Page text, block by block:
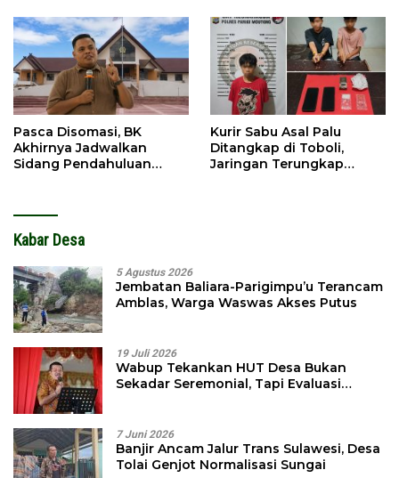
Pasca Disomasi, BK
Akhirnya Jadwalkan
Sidang Pendahuluan
Kurir Sabu Asal Palu
Ditangkap di Toboli,
Jaringan Terungkap
Kabar Desa
5 Agustus 2026
Jembatan Baliara-Parigimpu’u Terancam
Amblas, Warga Waswas Akses Putus
19 Juli 2026
Wabup Tekankan HUT Desa Bukan
Sekadar Seremonial, Tapi Evaluasi
7 Juni 2026
Banjir Ancam Jalur Trans Sulawesi, Desa
Tolai Genjot Normalisasi Sungai